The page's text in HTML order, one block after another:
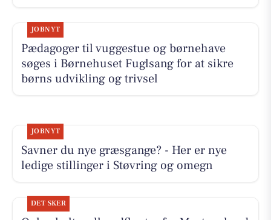
JOBNYT
Pædagoger til vuggestue og børnehave
søges i Børnehuset Fuglsang for at sikre
børns udvikling og trivsel
JOBNYT
Savner du nye græsgange? - Her er nye
ledige stillinger i Støvring og omegn
DET SKER